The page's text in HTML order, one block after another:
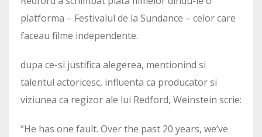
platforma – Festivalul de la Sundance – celor care
faceau filme independente.
dupa ce-si justifica alegerea, mentionind si
talentul actoricesc, influenta ca producator si
viziunea ca regizor ale lui Redford, Weinstein scrie:
“He has one fault. Over the past 20 years, we’ve